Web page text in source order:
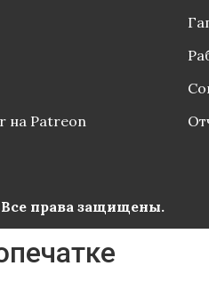
на Patreon
права защищены.